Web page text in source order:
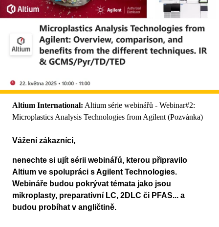
Altium International: Altium série webinářů - Webinar#2:
Microplastics Analysis Technologies from Agilent (Pozvánka)
Vážení zákazníci,
nenechte si ujít sérii webinářů, kterou připravilo
Altium ve spolupráci s Agilent Technologies.
Webináře budou pokrývat témata jako jsou
mikroplasty, preparativní LC, 2DLC či PFAS... a
budou probíhat v angličtině.